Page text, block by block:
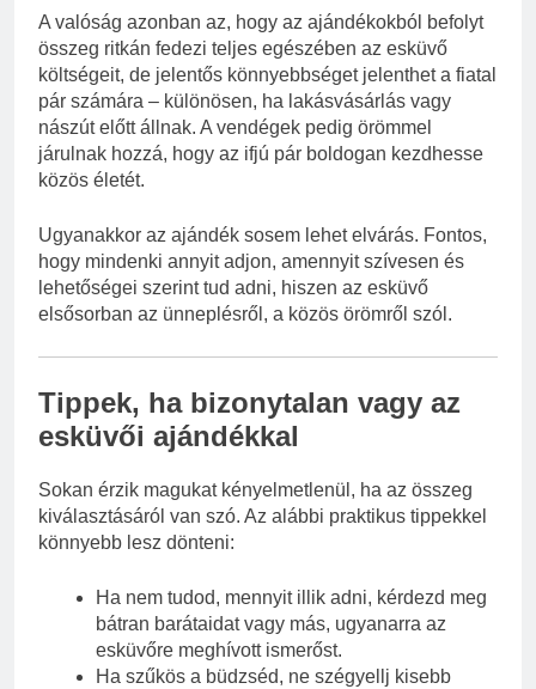
A valóság azonban az, hogy az ajándékokból befolyt
összeg ritkán fedezi teljes egészében az esküvő
költségeit, de jelentős könnyebbséget jelenthet a fiatal
pár számára – különösen, ha lakásvásárlás vagy
nászút előtt állnak. A vendégek pedig örömmel
járulnak hozzá, hogy az ifjú pár boldogan kezdhesse
közös életét.
Ugyanakkor az ajándék sosem lehet elvárás. Fontos,
hogy mindenki annyit adjon, amennyit szívesen és
lehetőségei szerint tud adni, hiszen az esküvő
elsősorban az ünneplésről, a közös örömről szól.
Tippek, ha bizonytalan vagy az
esküvői ajándékkal
Sokan érzik magukat kényelmetlenül, ha az összeg
kiválasztásáról van szó. Az alábbi praktikus tippekkel
könnyebb lesz dönteni:
Ha nem tudod, mennyit illik adni, kérdezd meg
bátran barátaidat vagy más, ugyanarra az
esküvőre meghívott ismerőst.
Ha szűkös a büdzséd, ne szégyellj kisebb